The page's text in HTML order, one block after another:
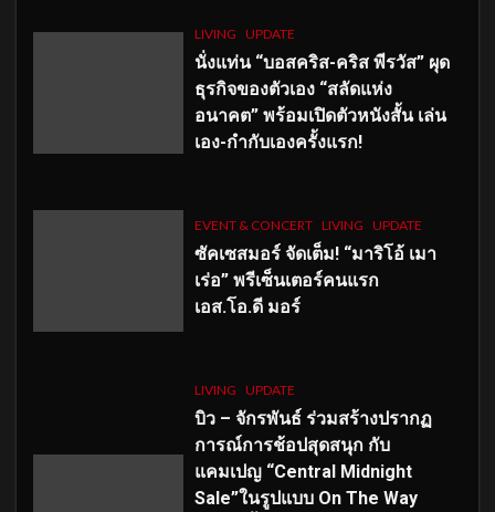
LIVING UPDATE
นั่งแท่น “บอสคริส-คริส พีรวัส” ผุด
ธุรกิจของตัวเอง “สลัดแห่ง
อนาคต” พร้อมเปิดตัวหนังสั้น เล่น
เอง-กำกับเองครั้งแรก!
EVENT & CONCERT LIVING UPDATE
ซัคเซสมอร์ จัดเต็ม! “มาริโอ้ เมา
เร่อ” พรีเซ็นเตอร์คนแรก
เอส.โอ.ดี มอร์
LIVING UPDATE
บิว – จักรพันธ์ ร่วมสร้างปรากฏ
การณ์การช้อปสุดสนุก กับ
แคมเปญ “Central Midnight
Sale”ในรูปแบบ On The Way